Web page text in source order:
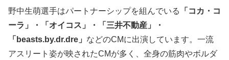
野中生萌選手はパートナーシップを組んでいる
「コカ・コ
ーラ」・「オイコス」・「三井不動産」・
「beasts.by.dr.dre」 などのCMに出演しています。一流
アスリート姿が映されたCMが多く、全身の筋肉やボルダ